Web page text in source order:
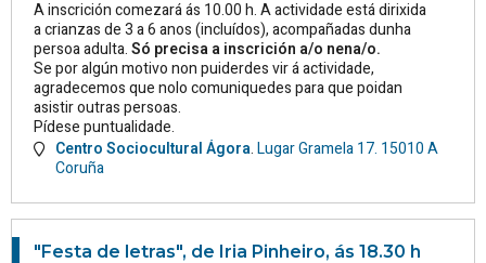
A inscrición comezará ás 10.00 h. A actividade está dirixida
a crianzas de 3 a 6 anos (incluídos), acompañadas dunha
persoa adulta.Só precisa a inscrición a/o nena/o.
Se por algún motivo non puiderdes vir á actividade,
agradecemos que nolo comuniquedes para que poidan
asistir outras persoas.
Pídese puntualidade.
Centro Sociocultural Ágora.Lugar Gramela 17. 15010A
Coruña
"Festa de letras", de Iria Pinheiro, ás 18.30 h